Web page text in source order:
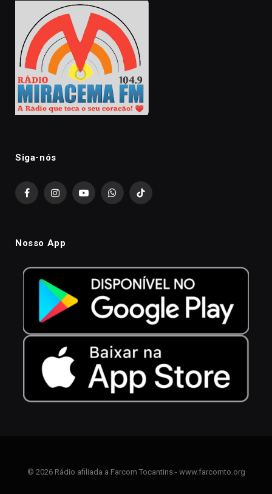
Siga-nós
FacebookInstagramYouTubeWhatsAppTikTok
Nosso App
© 2026 Rádio afiliada a Farcom Tocantins - www.farcomto.org